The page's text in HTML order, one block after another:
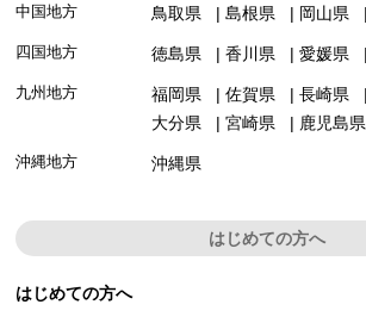
中国地方 鳥取県 島根県 岡山県
四国地方 徳島県 香川県 愛媛県
九州地方 福岡県 佐賀県 長崎県
大分県
宮崎県 鹿児島県
沖縄地方 沖縄県
はじめての方へ
はじめての方へ